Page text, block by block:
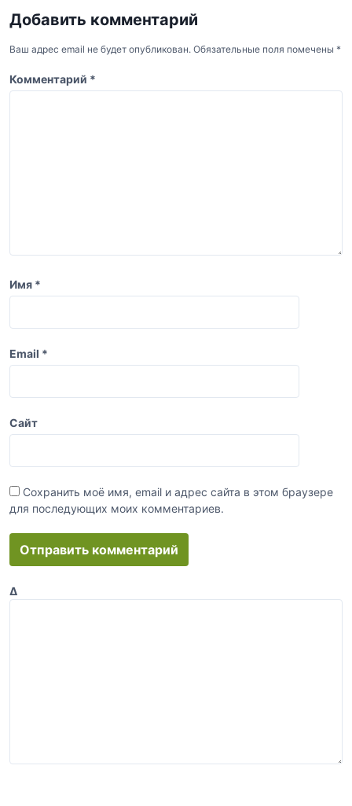
и
г
а
ц
с
Добавить комментарий
Ваш адрес email не будет опубликован. Обязательные поля помечены *
Комментарий *
Имя *
Email *
Сайт
Сохранить моё имя, email и адрес сайта в этом браузере
для последующих моих комментариев.
Δ